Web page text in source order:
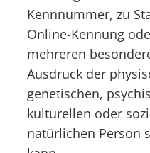
Kennnummer, zu
Online-Kennung
mehreren
Ausdruck der
genetischen,
kulturellen oder
natürlichen Person